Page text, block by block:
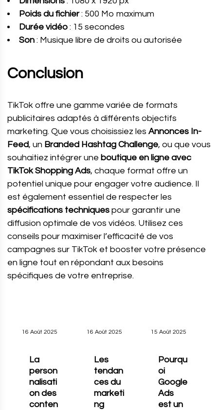
Poids du fichier: 500 Mo maximum
Durée vidéo : 15 secondes
Son : Musique libre de droits ou autorisée
Conclusion
TikTok offre une gamme variée de formats
publicitaires adaptés à différents objectifs
marketing. Que vous choisissiez les Annonces In-
Feed, un Branded Hashtag Challenge, ou que vous
souhaitiez intégrer une boutique en ligne avec
TikTok Shopping Ads, chaque format offre un
potentiel unique pour engager votre audience. Il
est également essentiel de respecter les
spécifications techniques pour garantir une
diffusion optimale de vos vidéos. Utilisez ces
conseils pour maximiser l’efficacité de vos
campagnes sur TikTok et booster votre présence
en ligne tout en répondant aux besoins
spécifiques de votre entreprise.
16 Août 2025
La
person
nalisati
on des
conten
16 Août 2025
Les
tendan
ces du
marketi
ng
15 Août 2025
Pourqu
oi
Google
Ads
est un